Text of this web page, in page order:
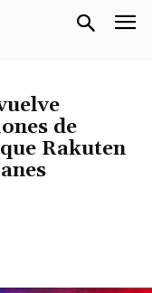
de
Rakuten